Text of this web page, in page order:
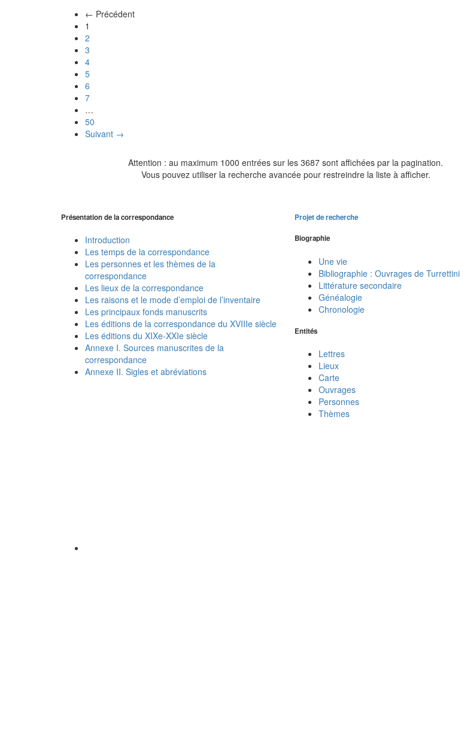
← Précédent
1
2
3
4
5
6
7
…
50
Suivant →
Attention : au maximum 1000 entrées sur les 3687 sont affichées par la pagination.
Vous pouvez utiliser la recherche avancée pour restreindre la liste à afficher.
Présentation de la correspondance
Introduction
Les temps de la correspondance
Les personnes et les thèmes de la
correspondance
Les lieux de la correspondance
Les raisons et le mode d’emploi de l’inventaire
Les principaux fonds manuscrits
Les éditions de la correspondance du XVIIIe siècle
Les éditions du XIXe-XXIe siècle
Annexe I. Sources manuscrites de la
correspondance
Annexe II. Sigles et abréviations
Projet de recherche
Biographie
Une vie
Bibliographie : Ouvrages de Turrettini
Littérature secondaire
Généalogie
Chronologie
Entités
Lettres
Lieux
Carte
Ouvrages
Personnes
Thèmes